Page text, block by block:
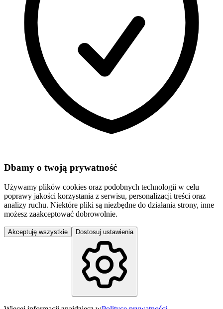
Dbamy o twoją prywatność
Używamy plików cookies oraz podobnych technologii w celu
poprawy jakości korzystania z serwisu, personalizacji treści oraz
analizy ruchu. Niektóre pliki są niezbędne do działania strony, inne
możesz zaakceptować dobrowolnie.
Akceptuję wszystkie Dostosuj ustawienia